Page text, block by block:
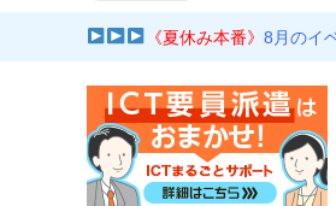
《夏休み本番》8月のイ